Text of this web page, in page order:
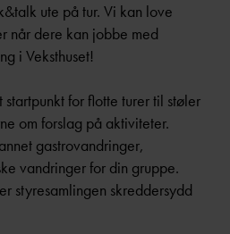
ute på tur. Vi kan love
når dere kan jobbe med
i Veksthuset!
for flotte turer til støler
om forslag på aktiviteter.
gastrovandringer,
vandringer for din gruppe.
styresamlingen skreddersydd